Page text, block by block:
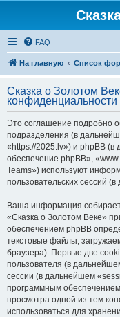
FAQ
На главную Список
Сказка о Золотом
конфиденциальности
Это соглашение подробно
подразделения (в
«https://2025.lv») и phpBB
обеспечение phpBB»,
Teams») используют
пользовательских сессий
Ваша информация
«Сказка о Золотом Веке»
обеспечением phpBB
текстовые файлы,
браузера). Первые две
пользователя (в
сессии (в дальнейшем
программным
просмотра одной из тем
использоваться для